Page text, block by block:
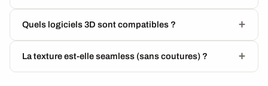
Quels logiciels 3D sont compatibles ?
La texture est-elle seamless (sans coutures) ?